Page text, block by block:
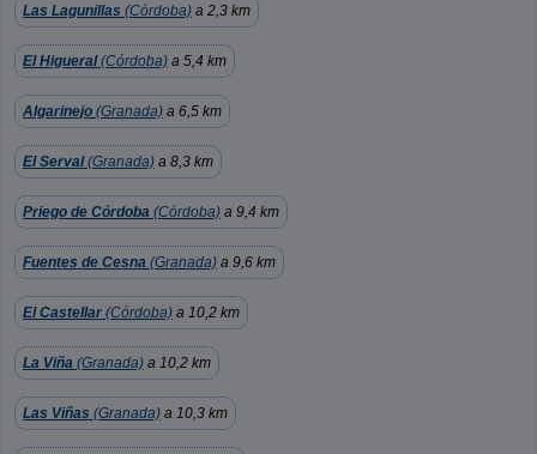
Las Lagunillas (Córdoba) a 2,3 km
El Higueral(Córdoba) a 5,4 km
Algarinejo (Granada) a 6,5 km
El Serval(Granada) a 8,3 km
Priego de Córdoba (Córdoba) a 9,4 km
Fuentes de Cesna (Granada) a 9,6 km
El Castellar (Córdoba) a 10,2 km
La Viña (Granada) a 10,2 km
Las Viñas (Granada) a 10,3 km